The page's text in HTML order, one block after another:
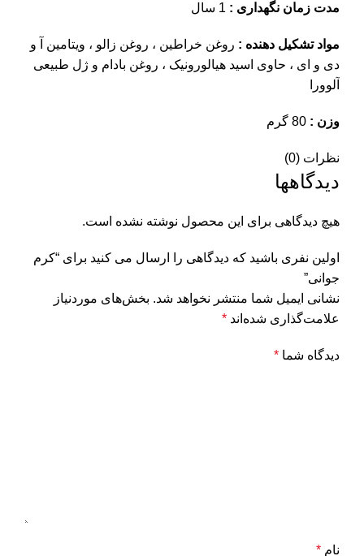
مدت زمان نگهداری :
مواد تشکیل دهنده : روغن خراطین ، روغن زالو ، ویتامین آ و
دی و ای ، حاوی اسید هیالورونیک ، روغن بادام و ژل طبیعی
آلوورا
وزن :
نظرات (0)
دیدگاهها
هیچ دیدگاهی برای این محصول نوشته نشده است.
اولین نفری باشید که دیدگاهی را ارسال می کنید برای “کرم
جوانی”
نشانی ایمیل شما منتشر نخواهد شد. بخش‌های موردنیاز
علامت‌گذاری شده‌اند *
دیدگاه شما *
نام *